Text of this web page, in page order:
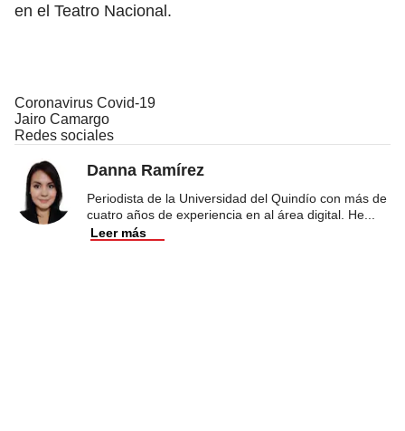
en el Teatro Nacional.
Coronavirus Covid-19
Jairo Camargo
Redes sociales
Danna Ramírez
Periodista de la Universidad del Quindío con más de
cuatro años de experiencia en al área digital. He
Leer más